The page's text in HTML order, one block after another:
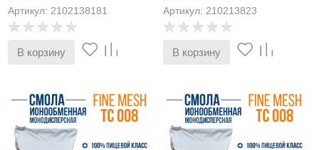
Артикул: 2102138181
В корзину
Артикул: 210213823
В корзину